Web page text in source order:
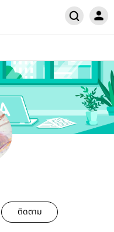
ติดตาม